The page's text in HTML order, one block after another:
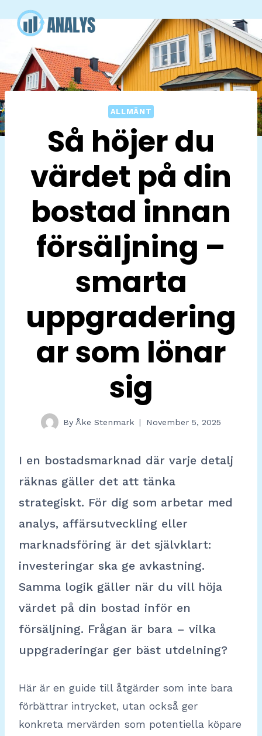
content
ALLMÄNT
Så höjer du
värdet på din
bostad innan
försäljning –
smarta
uppgradering
ar som lönar
sig
By Åke Stenmark November 5, 2025
I en bostadsmarknad där varje detalj
räknas gäller det att tänka
strategiskt. För dig som arbetar med
analys, affärsutveckling eller
marknadsföring är det självklart:
investeringar ska ge avkastning.
Samma logik gäller när du vill höja
värdet på din bostad inför en
försäljning. Frågan är bara – vilka
uppgraderingar ger bäst utdelning?
Här är en guide till åtgärder som inte bara
förbättrar intrycket, utan också ger
konkreta mervärden som potentiella köpare